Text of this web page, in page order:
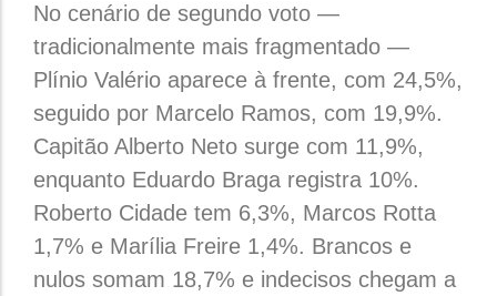
No cenário de segundo voto —
tradicionalmente mais fragmentado —
Plínio Valério aparece à frente, com 24,5%,
seguido por Marcelo Ramos, com 19,9%.
Capitão Alberto Neto surge com 11,9%,
enquanto Eduardo Braga registra 10%.
Roberto Cidade tem 6,3%, Marcos Rotta
1,7% e Marília Freire 1,4%. Brancos e
nulos somam 18,7% e indecisos chegam a